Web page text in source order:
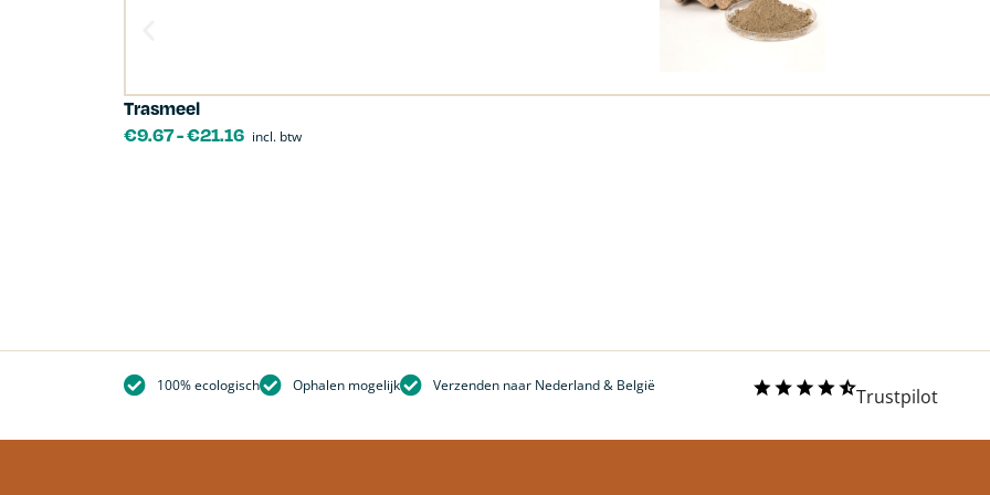
Trasmeel
€9.67-€21.16 incl. btw
100% ecologisch Ophalen mogelijk Verzenden naar Nederland & België Trustpilot